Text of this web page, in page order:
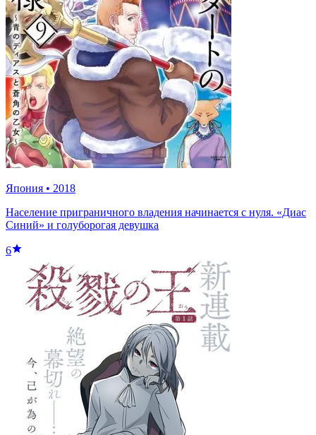
Япония • 2018
Население приграничного владения начинается с нуля. «Диас
Синий» и голуборогая девушка
6